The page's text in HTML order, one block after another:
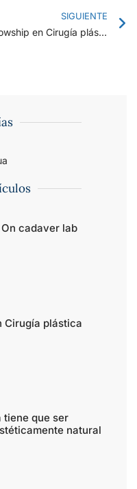
SIGUIENTE
Fellowship en Cirugía plástica Facial
cadaver lab
Cirugía plástica
tiene que ser
natural